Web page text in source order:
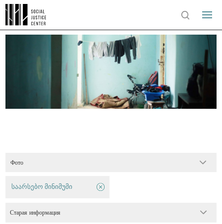
Фото
საარსებო მინიმუმი
Старая информация